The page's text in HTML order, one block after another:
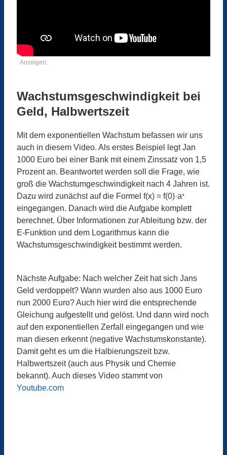
Anzeigen:
Wachstumsgeschwindigkeit bei
Geld, Halbwertszeit
Mit dem exponentiellen Wachstum befassen wir uns
auch in diesem Video. Als erstes Beispiel legt Jan
1000 Euro bei einer Bank mit einem Zinssatz von 1,5
Prozent an. Beantwortet werden soll die Frage, wie
groß die Wachstumgeschwindigkeit nach 4 Jahren ist.
Dazu wird zunächst auf die Formel f(x) = f(0)·ax
eingegangen. Danach wird die Aufgabe komplett
berechnet. Über Informationen zur Ableitung bzw. der
E-Funktion und dem Logarithmus kann die
Wachstumsgeschwindigkeit bestimmt werden.
Nächste Aufgabe: Nach welcher Zeit hat sich Jans
Geld verdoppelt? Wann wurden also aus 1000 Euro
nun 2000 Euro? Auch hier wird die entsprechende
Gleichung aufgestellt und gelöst. Und dann wird noch
auf den exponentiellen Zerfall eingegangen und wie
man diesen erkennt (negative Wachstumskonstante).
Damit geht es um die Halbierungszeit bzw.
Halbwertszeit (auch aus Physik und Chemie
bekannt). Auch dieses Video stammt von
Youtube.com